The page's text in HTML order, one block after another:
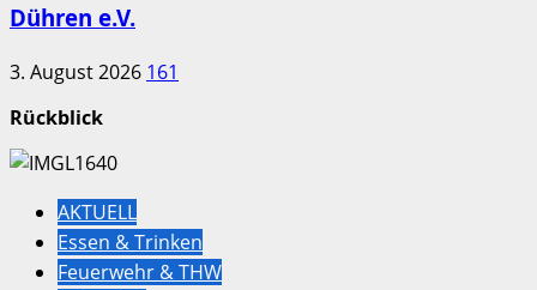
Dühren e.V.
3. August 2026 161
Rückblick
AKTUELL
Essen & Trinken
Feuerwehr & THW